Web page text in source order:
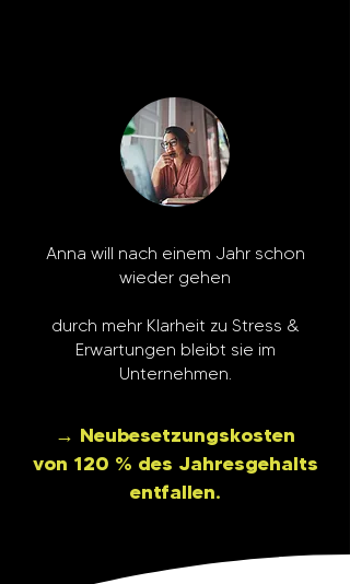
Anna will nach einem Jahr schon
wieder gehen
​durch mehr Klarheit zu Stress &
Erwartungen bleibt sie im
Unternehmen.
→ Neubesetzungskosten
von 120 % des Jahresgehalts
entfallen.